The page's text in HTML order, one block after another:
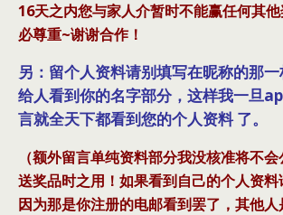
16天之内您与家人介暂时不能赢任何其
必尊重~谢谢合作！
另：留个人资料请别填写在昵称的那
给人看到你的名字部分，这样我一旦
言就全天下都看到您的个人资料 了。
（额外留言单纯资料部分我没核准将不
送奖品时之用！如果看到自己的个人资料
因为那是你注册的电邮看到罢了，其他